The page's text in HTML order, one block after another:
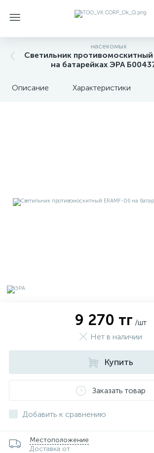
насекомых
Светильник противомоскитный
на батарейках ЭРА
Описание Характеристики
9 270 тг /шт
Нет в наличии
Купить
Заказать товар
Добавить к сравнению
Местоположение
Доставка от